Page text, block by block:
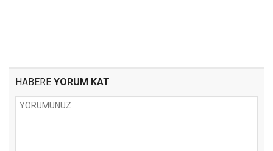
HABERE YORUM KAT